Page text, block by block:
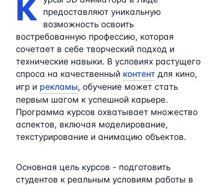
К
предоставляют уникальную
возможность освоить
востребованную профессию, которая
сочетает в себе творческий подход и
технические навыки. В условиях растущего
спроса на качественный контент для кино,
игр и рекламы, обучение может стать
первым шагом к успешной карьере.
Программа курсов охватывает множество
аспектов, включая моделирование,
текстурирование и анимацию объектов.
Основная цель курсов - подготовить
студентов к реальным условиям работы в